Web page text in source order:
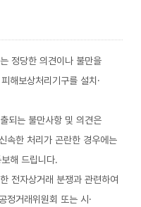
정당한 의견이나 불만을
해보상처리기구를 설치·
되는 불만사항 및 의견은
속한 처리가 곤란한 경우에는
해 드립니다.
전자상거래 분쟁과 관련하여
정거래위원회 또는 시·